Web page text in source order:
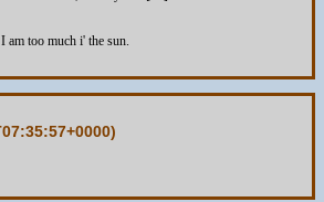
too much i' the sun.
)